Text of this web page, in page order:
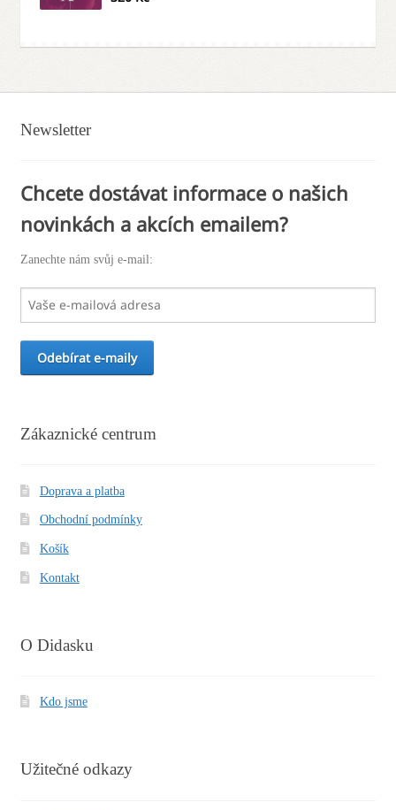
Newsletter
Chcete dostávat informace o našich
novinkách a akcích emailem?
Zanechte nám svůj e-mail:
Zákaznické centrum
Doprava a platba
Obchodní podmínky
Košík
Kontakt
O Didasku
Kdo jsme
Užitečné odkazy